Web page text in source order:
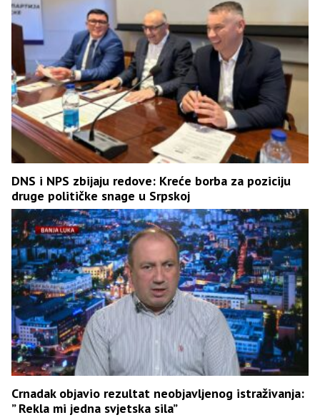
DNS i NPS zbijaju redove: Kreće borba za poziciju
druge političke snage u Srpskoj
Crnadak objavio rezultat neobjavljenog istraživanja:
” Rekla mi jedna svjetska sila”